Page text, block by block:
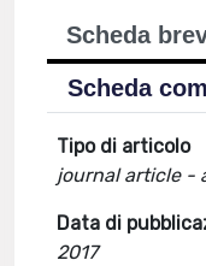
Scheda
Scheda
Tipo di articolo
journal article -
Data di
2017